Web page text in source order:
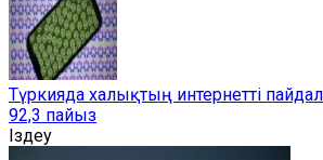
Түркияда халықтың интернетті
92,3 пайыз
Іздеу